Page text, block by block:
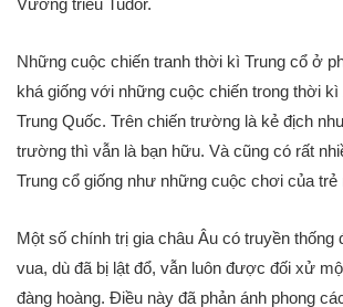
Vương triều Tudor.
Những cuộc chiến tranh thời kì Trung cổ ở
khá giống với những cuộc chiến trong thời kì
Trung Quốc. Trên chiến trường là kẻ địch
trường thì vẫn là bạn hữu. Và cũng có rất
Trung cổ giống như những cuộc chơi của trẻ
Một số chính trị gia châu Âu có truyền thống
vua, dù đã bị lật đổ, vẫn luôn được đối xử
đàng hoàng. Điều này đã phản ánh phong